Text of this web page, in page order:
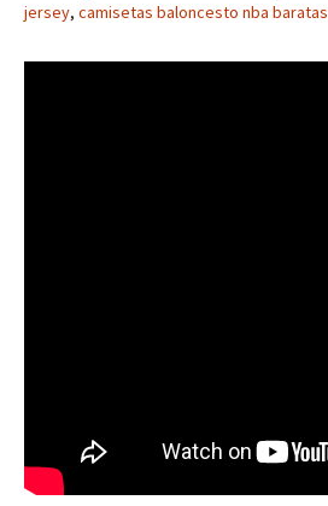
jersey, camisetas baloncesto nba baratas